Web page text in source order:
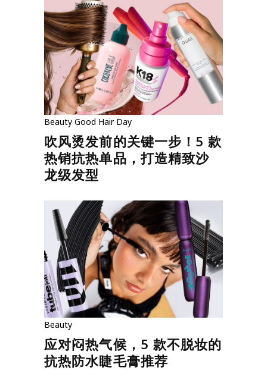
Beauty Good Hair Day
吹风烫发前的关键一步！5 款
热销抗热单品，打造精致沙
龙级发型
Beauty
应对闷热气候，5 款不脱妆的
抗热防水睫毛膏推荐